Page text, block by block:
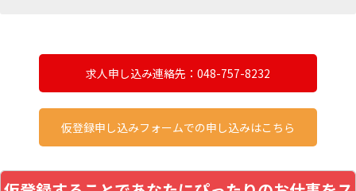
求人申し込み連絡先：048-757-8232
仮登録申し込みフォームでの申し込みはこちら